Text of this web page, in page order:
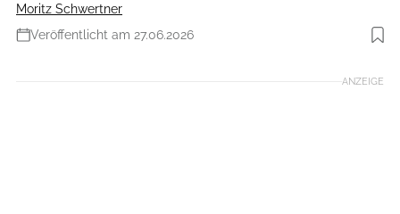
Moritz Schwertner
Veröffentlicht am 27.06.2026
Foto: iStockphoto
ANZEIGE